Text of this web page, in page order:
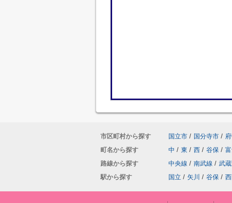
市区町村から探す 国立市 / 国分寺市 /
町名から探す
中 / 東 / 西 / 谷保 /
路線から探す
中央線 / 南武線 / 武
駅から探す
国立 / 矢川 / 谷保 /